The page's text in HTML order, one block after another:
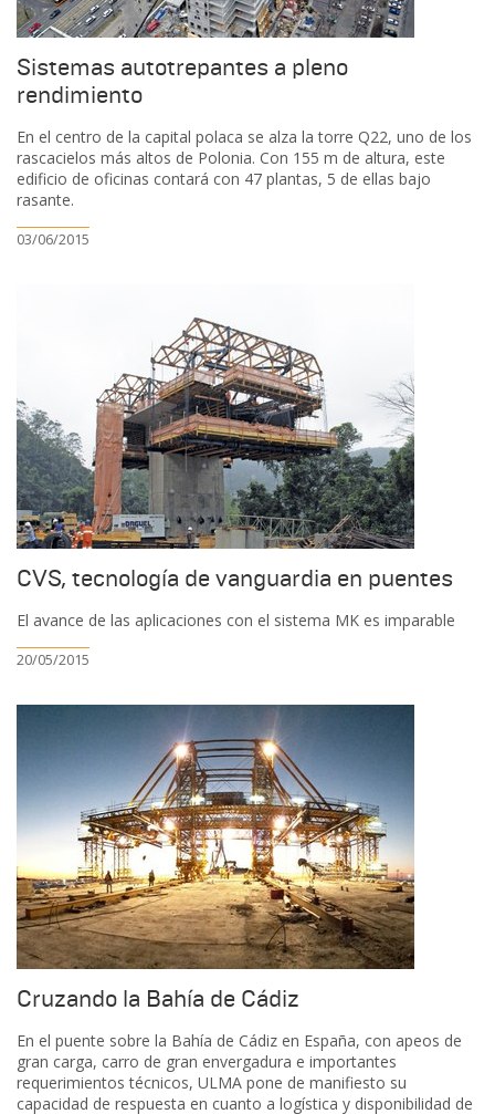
Sistemas autotrepantes a pleno
rendimiento
En el centro de la capital polaca se alza la torre Q22, uno de los
rascacielos más altos de Polonia. Con 155 m de altura, este
edificio de oficinas contará con 47 plantas, 5 de ellas bajo
rasante.
03/06/2015
CVS, tecnología de vanguardia en puentes
El avance de las aplicaciones con el sistema MK es imparable
20/05/2015
Cruzando la Bahía de Cádiz
En el puente sobre la Bahía de Cádiz en España, con apeos de
gran carga, carro de gran envergadura e importantes
requerimientos técnicos, ULMA pone de manifiesto su
capacidad de respuesta en cuanto a logística y disponibilidad de